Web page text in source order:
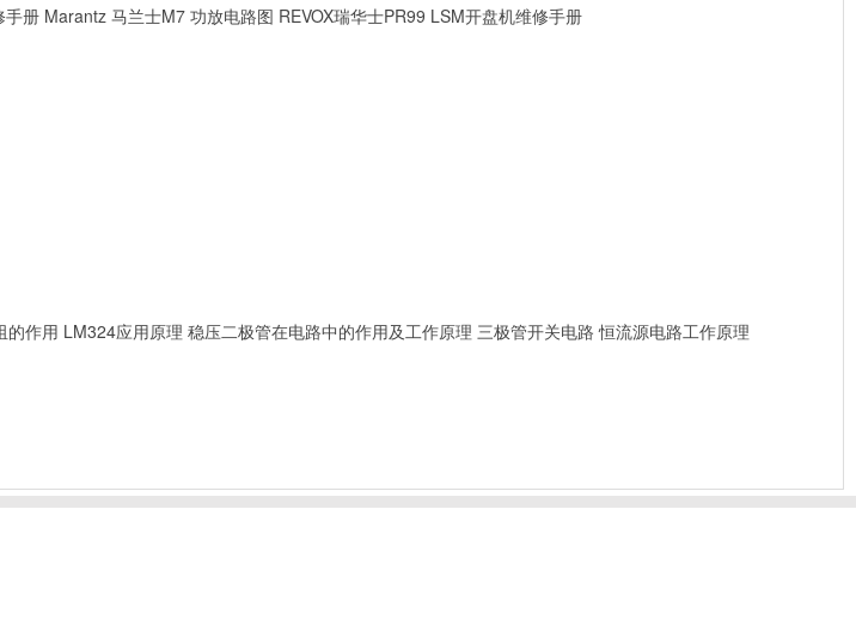
手册 Marantz 马兰士M7 功放电路图 REVOX瑞华士PR99 LSM开盘机维修手册
的作用 LM324应用原理 稳压二极管在电路中的作用及工作原理 三极管开关电路 恒流源电路工作原理